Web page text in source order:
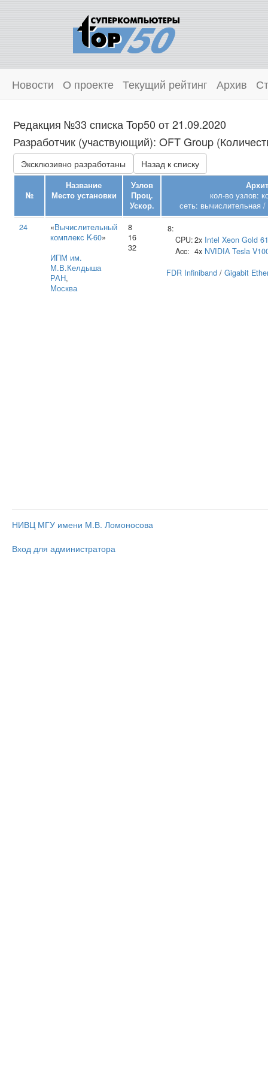
Новости О проекте Текущий рейтинг Архив
Редакция №33 списка Top50 от 21.09.2020
Разработчик (участвующий): OFT Group
Эксклюзивно разработаны Назад к списку
№
Название
Место установки
Узлов
Проц.
Ускор.
кол-во узлов:
сеть: вычислительная
24
«Вычислительный
комплекс K-60»
ИПМ им.
М.В.Келдыша
РАН,
Москва
8
16
32
8:
CPU:2x Intel Xeon Gold
Acc: 4x NVIDIA Tesla
FDR Infiniband / Gigabit
НИВЦ МГУ имени М.В. Ломоносова
Вход для администратора